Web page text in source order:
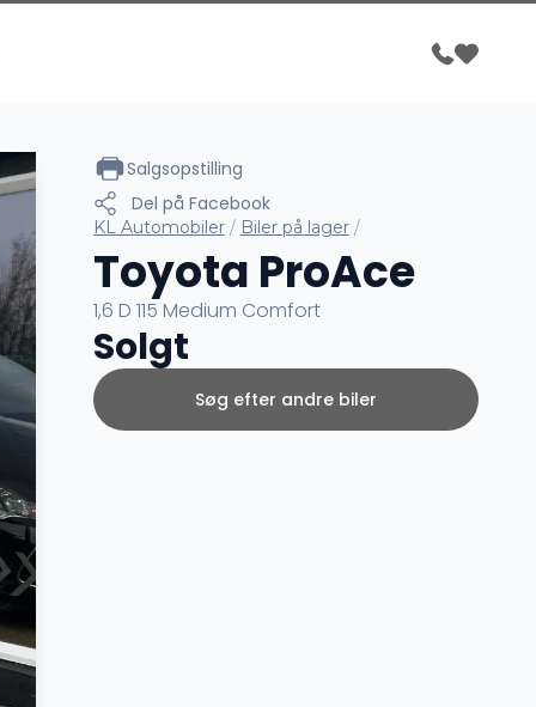
Salgsopstilling
Del på Facebook
KL Automobiler / Biler på lager /
Toyota ProAce
1,6 D 115 Medium Comfort
Solgt
Søg efter andre biler